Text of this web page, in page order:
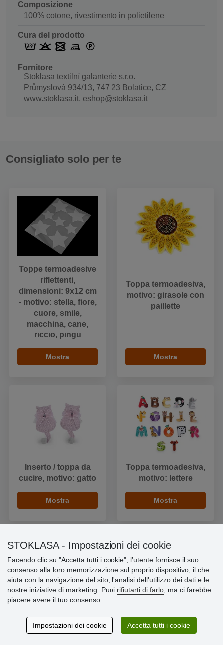
Composizione
100% cotone, rivestimento in polietilene
Cura del prodotto
Fornitore
Stoklasa textilní galanterie s.r.o.
Průmyslová 934/13, 747 23 Bolatice, CZ
www.stoklasa.it, eshop@stoklasa.it
Consigliato solo per te
Toppe termoadesive
riflettenti,
dimensioni: 9x12 cm
- motivo: stella, fiore,
cuore, smile,
macchina, cane,
riccio, pingu
Mostra
Toppa termoadesiva,
motivo: girasole con
paillette
Mostra
Inserto / toppa da
cucire, motivo: gatto
Mostra
Toppa termoadesiva,
motivo: lettere
Mostra
Informazioni importanti
» Impostazioni dei cookie
» Termini & Condizioni
» Informativa sulla Privacy
» Garanzia e resi
» Programma fedeltà
STOKLASA - Impostazioni dei cookie
Facendo clic su "Accetta tutti i cookie", l’utente fornisce il suo
consenso alla loro memorizzazione sul proprio dispositivo, il che
aiuta con la navigazione del sito, l'analisi dell'utilizzo dei dati e le
nostre iniziative di marketing. Puoi rifiutarti di farlo , ma ci farebbe
piacere avere il tuo consenso.
Impostazioni dei cookie Accetta tutti i cookie